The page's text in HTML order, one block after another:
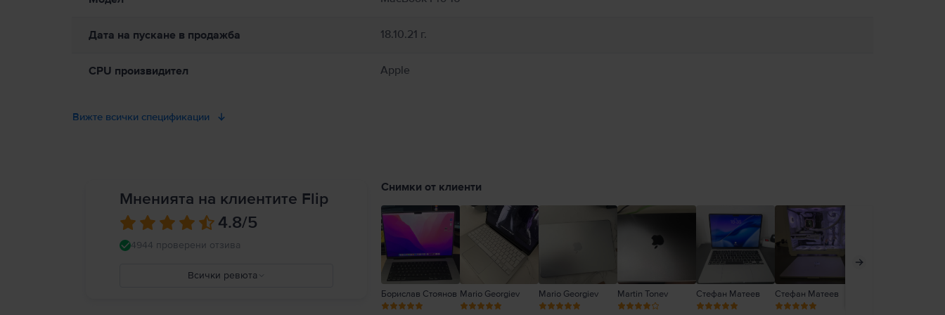
Дата на пускане в продажба 18.10.21 г.
CPU произвидител Apple
Вижте всички спецификации
Мненията на клиентите Flip
4.8/5
4944 проверени отзива
Всички ревюта
Снимки от клиенти
Борислав Стоянов Mario Georgiev Mario Georgiev Martin Tonev Стефан Матеев Стефан Матеев